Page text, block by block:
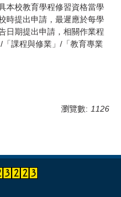
本校教育學程修習資格當學
時提出申請，最遲應於每學
日期提出申請，相關作業程
課程與修業」/「教育專業
瀏覽數: 1126